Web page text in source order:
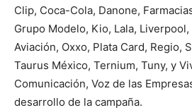
Clip, Coca-Cola, Danone,
Grupo Modelo, Kio, Lala,
Aviación, Oxxo, Plata Card, Regio,
Taurus México, Ternium, Tuny, y
Comunicación, Voz de las
desarrollo de la campaña.